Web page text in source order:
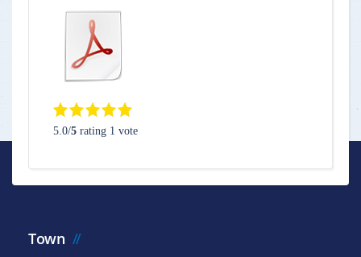
5.0/5 rating 1 vote
Town